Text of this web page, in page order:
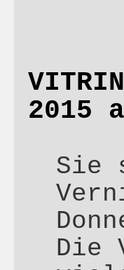
2015
Sie
Die